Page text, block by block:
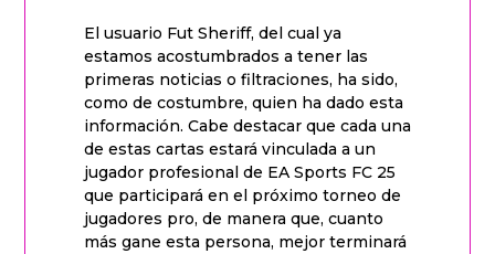
El usuario Fut Sheriff, del cual ya
estamos acostumbrados a tener las
primeras noticias o filtraciones, ha sido,
como de costumbre, quien ha dado esta
información. Cabe destacar que cada una
de estas cartas estará vinculada a un
jugador profesional de EA Sports FC 25
que participará en el próximo torneo de
jugadores pro, de manera que, cuanto
más gane esta persona, mejor terminará